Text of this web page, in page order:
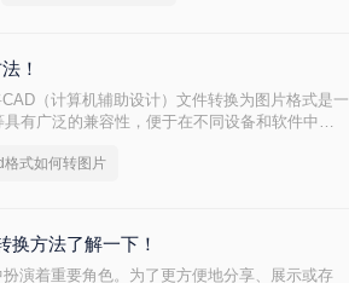
！
（计算机辅助设计）文件转换为图片格式是一
有广泛的兼容性，便于在不同设备和软件中查
格式如何转图片
换方法了解一下！
演着重要角色。为了更方便地分享、展示或存